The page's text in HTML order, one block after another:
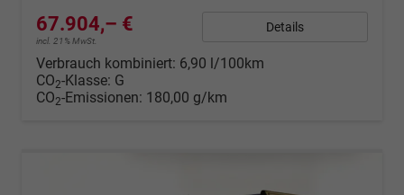
67.904,– €
incl. 21% MwSt.
Details
Verbrauch kombiniert: 6,90 l/100km
CO2-Klasse: G
CO2-Emissionen: 180,00 g/km